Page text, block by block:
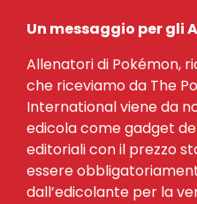
Un messaggio per gli
Allenatori di Pokémon,
che riceviamo da The
International viene da
edicola come gadget
editoriali con il prezzo
essere
dall’edicolante per la